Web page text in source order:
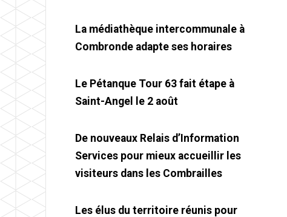
La médiathèque intercommunale à
Combronde adapte ses horaires
Le Pétanque Tour 63 fait étape à
Saint-Angel le 2 août
De nouveaux Relais d’Information
Services pour mieux accueillir les
visiteurs dans les Combrailles
Les élus du territoire réunis pour